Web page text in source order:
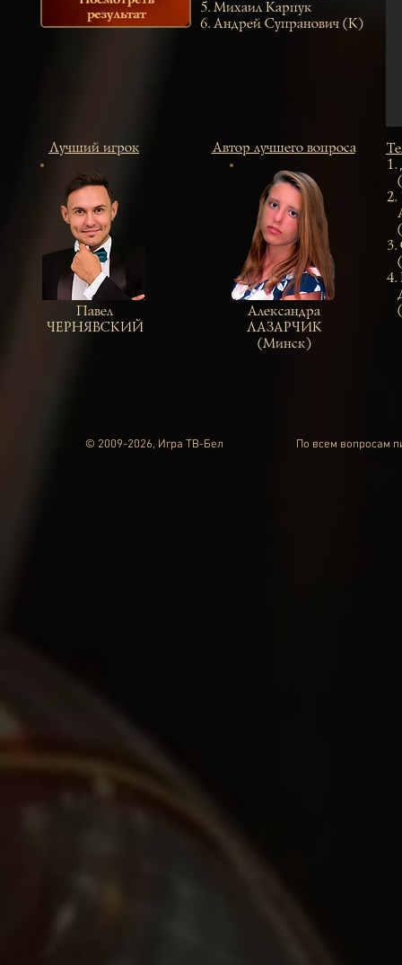
5. Михаил Карпук
6. Андрей Супранович (К)
Лучший игрок
Павел
ЧЕРНЯВСКИЙ
Автор лучшего вопроса
Александра
ЛАЗАРЧИК
(Минск)
1.
2.
3.
© 2009-2026, Игра ТВ-Бел По всем вопросам